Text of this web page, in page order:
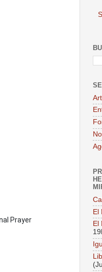
Prayer
El
El